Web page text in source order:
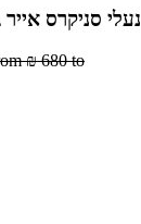
נעלי סניקרס אייר ג’ורדן 1 רטרו
₪ 680 to